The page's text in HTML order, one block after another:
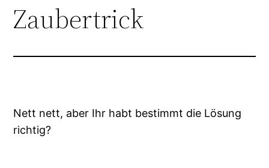
Zaubertrick
Nett nett, aber Ihr habt bestimmt die Lösung
richtig?